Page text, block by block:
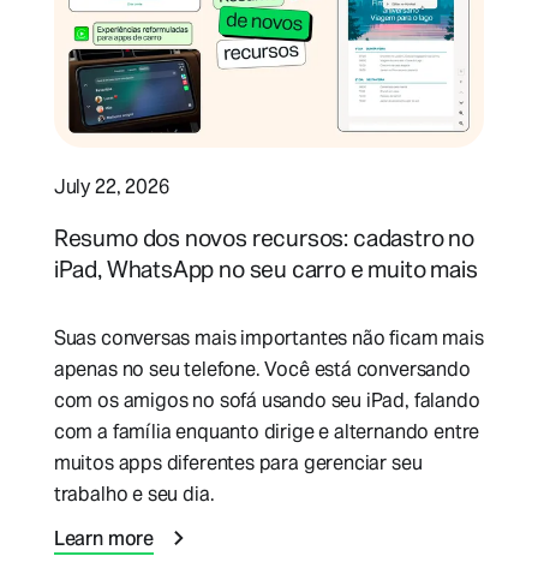
July 22, 2026
Resumo dos novos recursos: cadastro no
iPad, WhatsApp no seu carro e muito mais
Suas conversas mais importantes não ficam mais
apenas no seu telefone. Você está conversando
com os amigos no sofá usando seu iPad, falando
com a família enquanto dirige e alternando entre
muitos apps diferentes para gerenciar seu
trabalho e seu dia.
Learn more